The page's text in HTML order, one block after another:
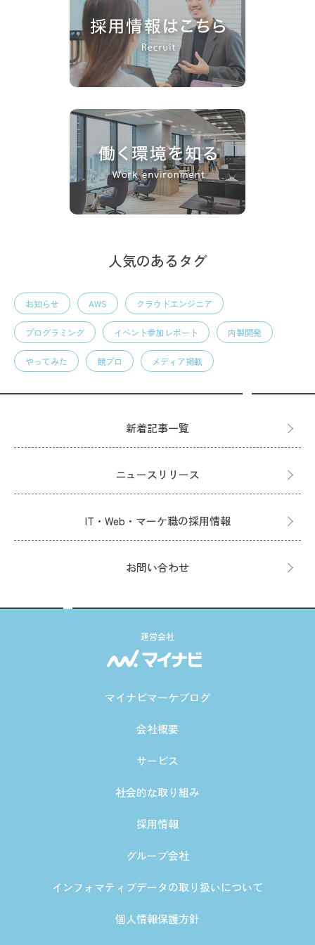
人気のあるタグ
お知らせ AWS クラウドエンジニア
プログラミング イベント参加レポート 内製開発
やってみた 競プロ メディア掲載
新着記事一覧
ニュースリリース
IT・Web・マーケ職の採用情報
お問い合わせ
運営会社
マイナビマーケブログ
会社概要
サービス
社会的な取り組み
採用情報
グループ会社
インフォマティブデータの取り扱いについて
個人情報保護方針